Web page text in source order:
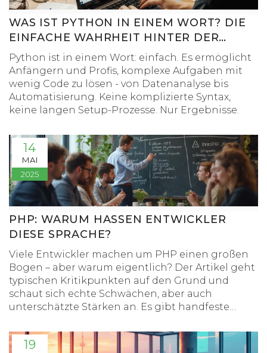
WAS IST PYTHON IN EINEM WORT? DIE
EINFACHE WAHRHEIT HINTER DER
PROGRAMMIERSPRACHE
Python ist in einem Wort: einfach. Es ermöglicht
Anfängern und Profis, komplexe Aufgaben mit
wenig Code zu lösen - von Datenanalyse bis
Automatisierung. Keine komplizierte Syntax,
keine langen Setup-Prozesse. Nur Ergebnisse.
14
MAI
2025
PHP: WARUM HASSEN ENTWICKLER
DIESE SPRACHE?
Viele Entwickler machen um PHP einen großen
Bogen – aber warum eigentlich? Der Artikel geht
typischen Kritikpunkten auf den Grund und
schaut sich echte Schwächen, aber auch
unterschätzte Stärken an. Es gibt handfeste
beim Einsatz von PHP achten sollte. Außerdem:
Wie fühlt sich das Coden in PHP wirklich an? Wer
19